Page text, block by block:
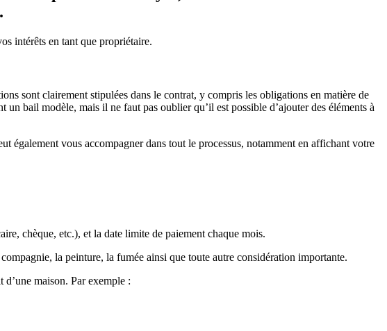
intérêts en tant que propriétaire.
sont clairement stipulées dans le contrat, y compris les obligations en matière de
bail modèle, mais il ne faut pas oublier qu’il est possible d’ajouter des éléments à
également vous accompagner dans tout le processus, notamment en affichant votre
chèque, etc.), et la date limite de paiement chaque mois.
la peinture, la fumée ainsi que toute autre considération importante.
maison. Par exemple :